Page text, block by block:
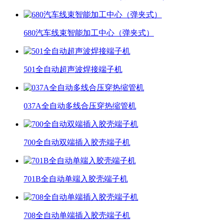
680汽车线束智能加工中心（弹夹式）
501全自动超声波焊接端子机
037A全自动多线合压穿热缩管机
700全自动双端插入胶壳端子机
701B全自动单端入胶壳端子机
708全自动单端插入胶壳端子机